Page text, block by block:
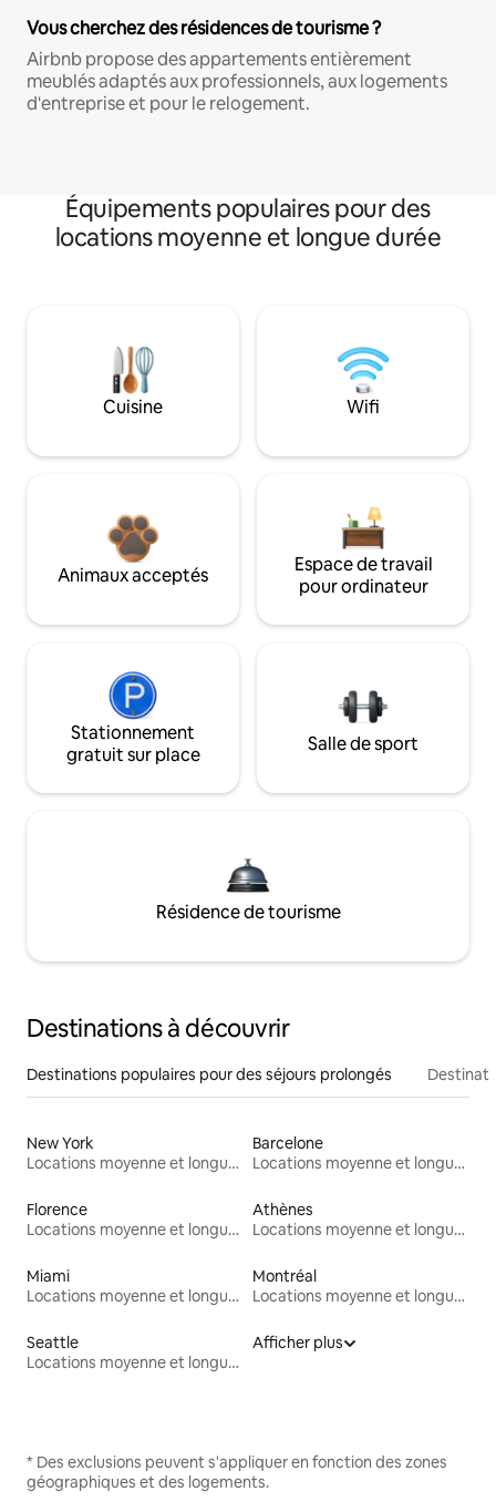
Vous cherchez des résidences de tourisme ?
Airbnb propose des appartements entièrement
meublés adaptés aux professionnels, aux logements
d'entreprise et pour le relogement.
Équipements populaires pour des
locations moyenne et longue durée
Cuisine Wifi
Animaux acceptés
Espace de travail
pour ordinateur
Stationnement
gratuit sur place
Salle de sport
Résidence de tourisme
Destinations à découvrir
Destinations populaires pour des séjours prolongés
New York
Locations moyenne et longue durée
Barcelone
Locations moyenne et longue durée
Florence
Locations moyenne et longue durée
Athènes
Locations moyenne et longue durée
Miami
Locations moyenne et longue durée
Montréal
Locations moyenne et longue durée
Seattle
Locations moyenne et longue durée
Afficher plus
* Des exclusions peuvent s'appliquer en fonction des zones
géographiques et des logements.